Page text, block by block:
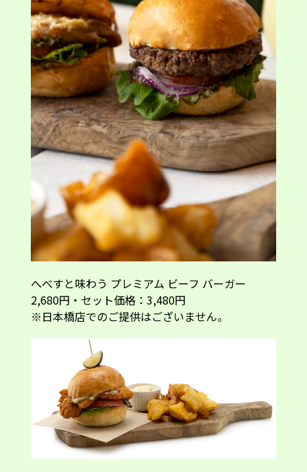
へべすと味わう プレミアム ビーフ バーガー
2,680円・セット価格：3,480円
※日本橋店でのご提供はございません。